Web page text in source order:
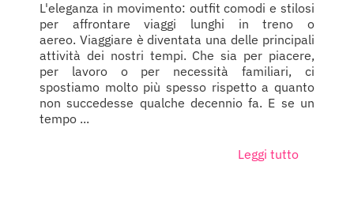
L'eleganza in movimento: outfit comodi e stilosi
per affrontare viaggi lunghi in treno o
aereo. Viaggiare è diventata una delle principali
attività dei nostri tempi. Che sia per piacere,
per lavoro o per necessità familiari, ci
spostiamo molto più spesso rispetto a quanto
non succedesse qualche decennio fa. E se un
tempo ...
Leggi tutto